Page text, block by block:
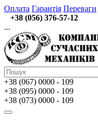
Оплата Гарантія Переваги
+38 (056) 376-57-12
...
+38 (067) 0000 - 109
+38 (095) 0000 - 109
+38 (073) 0000 - 109